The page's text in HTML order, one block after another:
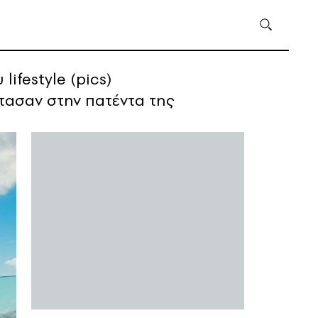
lifestyle (pics)
στην πατέντα της